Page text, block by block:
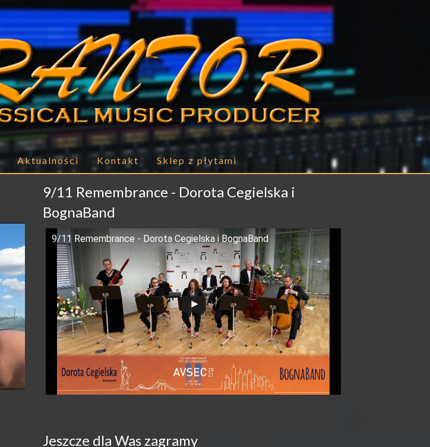
Aktualności Kontakt Sklep z płytami
9/11 Remembrance - Dorota Cegielska i
BognaBand
9/11 Remembrance - Dorota Cegielska i BognaBand
Jeszcze dla Was zagramy